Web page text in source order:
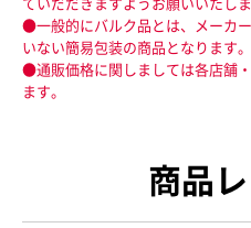
●一般的にバルク品とは、メーカ
いない簡易包装の商品となります。
●通販価格に関しましては各店舗
ます。
商品